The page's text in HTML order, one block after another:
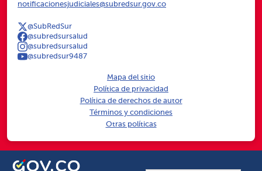
notificacionesjudiciales@subredsur.gov.co
@SubRedSur
@subredsursalud
@subredsursalud
@subredsur9487
Mapa del sitio
Política de privacidad
Política de derechos de autor
Términos y condiciones
Otras políticas